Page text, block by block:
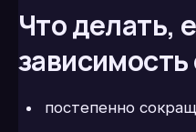
Что делать,
постепенно